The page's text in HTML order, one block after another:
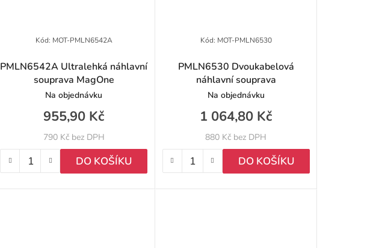
PMLN6542A Ultralehká náhlavní
souprava MagOne
Na objednávku
790 Kč bez DPH
955,90 Kč
DO KOŠÍKU
Kód: MOT-PMLN6542A
PMLN6530 Dvoukabelová
náhlavní souprava
Na objednávku
880 Kč bez DPH
1 064,80 Kč
DO KOŠÍKU
Kód: MOT-PMLN6530